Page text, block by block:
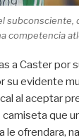
subconsciente,
competencia
a Caster por
su evidente
al aceptar
que
le ofrendara,